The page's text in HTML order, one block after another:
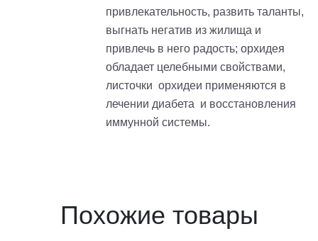
привлекательность, развить таланты,
выгнать негатив из жилища и
привлечь в него радость; орхидея
обладает целебными свойствами,
листочки орхидеи применяются в
лечении диабета и восстановления
иммунной системы.
Похожие товары